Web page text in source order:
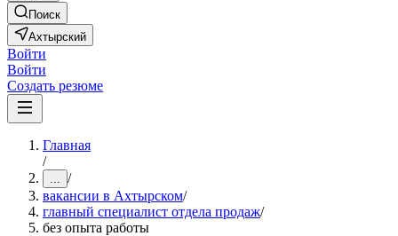
Поиск
Ахтырский
Войти
Войти
Создать резюме
Главная
/
... /
вакансии в Ахтырском/
главный специалист отдела продаж/
без опыта работы